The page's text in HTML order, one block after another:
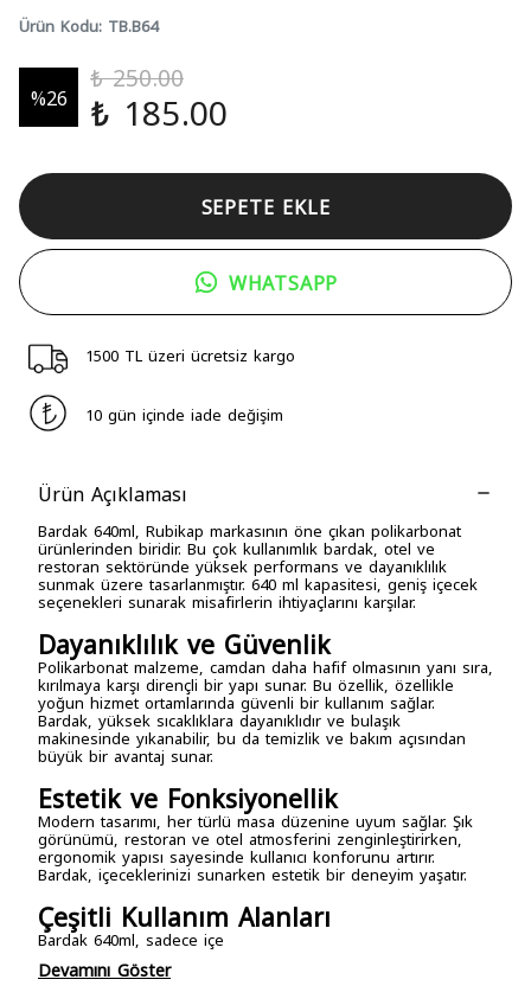
Ürün Kodu: TB.B64
%26
₺ 250.00
₺ 185.00
SEPETE EKLE
WHATSAPP
1500 TL üzeri ücretsiz kargo
10 gün içinde iade değişim
Ürün Açıklaması
Bardak 640ml, Rubikap markasının öne çıkan polikarbonat
ürünlerinden biridir. Bu çok kullanımlık bardak, otel ve
restoran sektöründe yüksek performans ve dayanıklılık
sunmak üzere tasarlanmıştır. 640 ml kapasitesi, geniş içecek
seçenekleri sunarak misafirlerin ihtiyaçlarını karşılar.
Dayanıklılık ve Güvenlik
Polikarbonat malzeme, camdan daha hafif olmasının yanı sıra,
kırılmaya karşı dirençli bir yapı sunar. Bu özellik, özellikle
yoğun hizmet ortamlarında güvenli bir kullanım sağlar.
Bardak, yüksek sıcaklıklara dayanıklıdır ve bulaşık
makinesinde yıkanabilir, bu da temizlik ve bakım açısından
büyük bir avantaj sunar.
Estetik ve Fonksiyonellik
Modern tasarımı, her türlü masa düzenine uyum sağlar. Şık
görünümü, restoran ve otel atmosferini zenginleştirirken,
ergonomik yapısı sayesinde kullanıcı konforunu artırır.
Bardak, içeceklerinizi sunarken estetik bir deneyim yaşatır.
Çeşitli Kullanım Alanları
Bardak 640ml, sadece içe
Devamını Göster